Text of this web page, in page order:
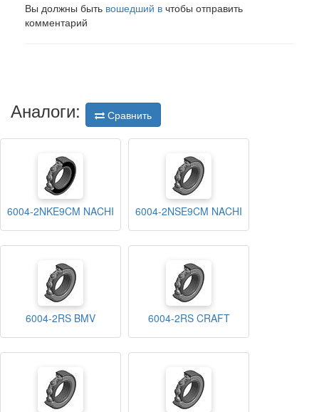
Вы должны быть вошедший в чтобы отправить
комментарий
Аналоги: Сравнить
6004-2NKE9CM NACHI 6004-2NSE9CM NACHI
6004-2RS BMV 6004-2RS CRAFT